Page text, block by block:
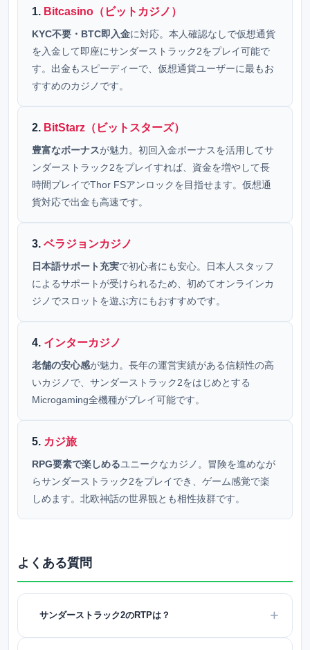
1. Bitcasino（ビットカジノ）
KYC不要・BTC即入金に対応。本人確認なしで仮想通貨
を入金して即座にサンダーストラック2をプレイ可能で
す。出金もスピーディーで、仮想通貨ユーザーに最もお
すすめのカジノです。
2. BitStarz（ビットスターズ）
豊富なボーナスが魅力。初回入金ボーナスを活用してサ
ンダーストラック2をプレイすれば、資金を増やして長
時間プレイでThor FSアンロックを目指せます。仮想通
貨対応で出金も高速です。
3. ベラジョンカジノ
日本語サポート充実で初心者にも安心。日本人スタッフ
によるサポートが受けられるため、初めてオンラインカ
ジノでスロットを遊ぶ方にもおすすめです。
4. インターカジノ
老舗の安心感が魅力。長年の運営実績がある信頼性の高
いカジノで、サンダーストラック2をはじめとする
Microgaming全機種がプレイ可能です。
5. カジ旅
RPG要素で楽しめるユニークなカジノ。冒険を進めなが
らサンダーストラック2をプレイでき、ゲーム感覚で楽
しめます。北欧神話の世界観とも相性抜群です。
よくある質問
サンダーストラック2のRTPは？